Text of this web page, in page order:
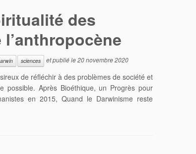
des
sciences et publié le20 novembre 2020
de réfléchir à des problèmes de société et
Après Bioéthique, un Progrès pour
en 2015, Quand le Darwinisme reste